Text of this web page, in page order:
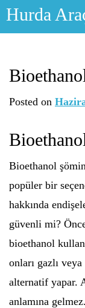
Skip
Hurda
Posted on
Bioethanol
popüler bir
hakkında
güvenli mi?
bioethanol
onları gazlı
alternatif yapar.
anlamına gelmez.